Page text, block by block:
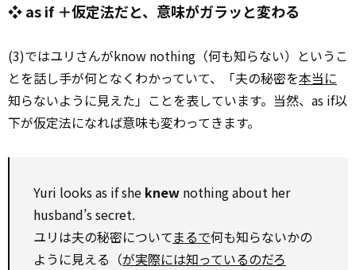
❖ as if ＋仮定法だと、意味がガラッと変わる
(3)ではユリさんがknow nothing（何も知らない）というこ
とを話し手が何となくわかっていて、「夫の秘密を本当に
知らないように見えた」ことを表しています。当然、as if以
下が仮定法になれば意味も変わってきます。
Yuri looks as if she knew nothing about her
husband’s secret.
ユリは夫の秘密についてまるで何も知らないかの
ように見える（が実際には知っているのだろ